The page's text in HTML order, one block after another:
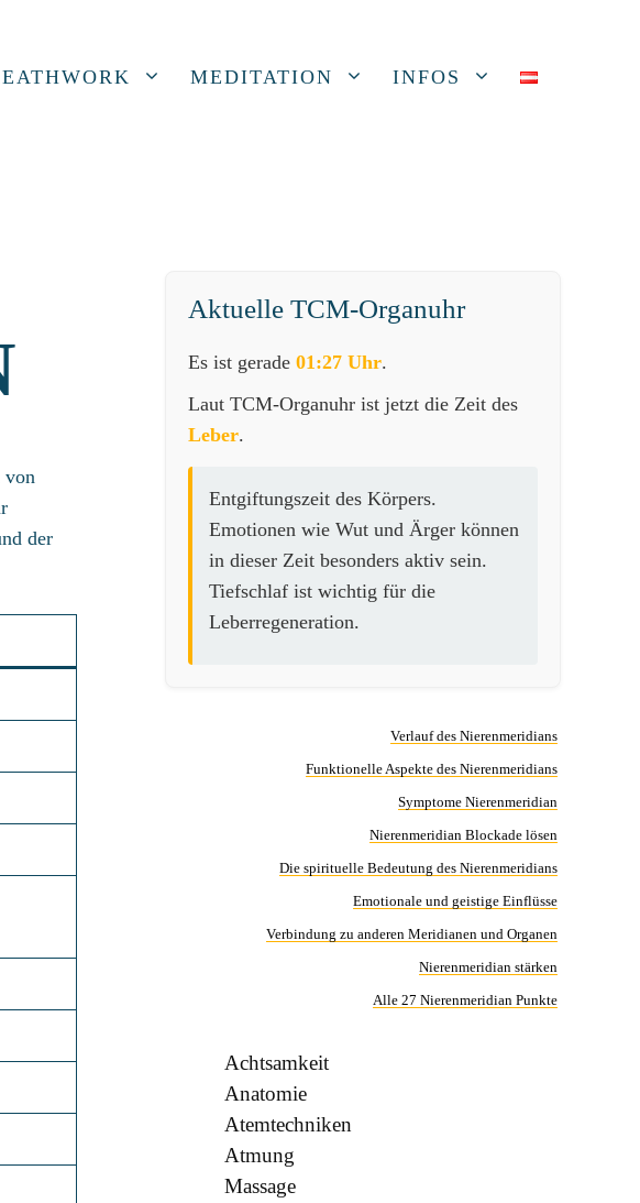
MEDITATION INFOS
von
der
Aktuelle TCM-Organuhr
Es ist gerade 01:27 Uhr.
Laut TCM-Organuhr ist jetzt die Zeit des
Leber.
Entgiftungszeit des Körpers.
Emotionen wie Wut und Ärger können
in dieser Zeit besonders aktiv sein.
Tiefschlaf ist wichtig für die
Leberregeneration.
Verlauf des Nierenmeridians
Funktionelle Aspekte des Nierenmeridians
Symptome Nierenmeridian
Nierenmeridian Blockade lösen
Die spirituelle Bedeutung des Nierenmeridians
Emotionale und geistige Einflüsse
Verbindung zu anderen Meridianen und Organen
Nierenmeridian stärken
Alle 27 Nierenmeridian Punkte
Achtsamkeit
Anatomie
Atemtechniken
Atmung
Massage